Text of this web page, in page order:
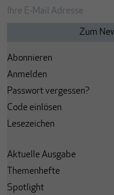
Abonnieren
Anmelden
Passwort vergessen?
Code einlösen
Lesezeichen
Aktuelle Ausgabe
Themenhefte
Spotlight